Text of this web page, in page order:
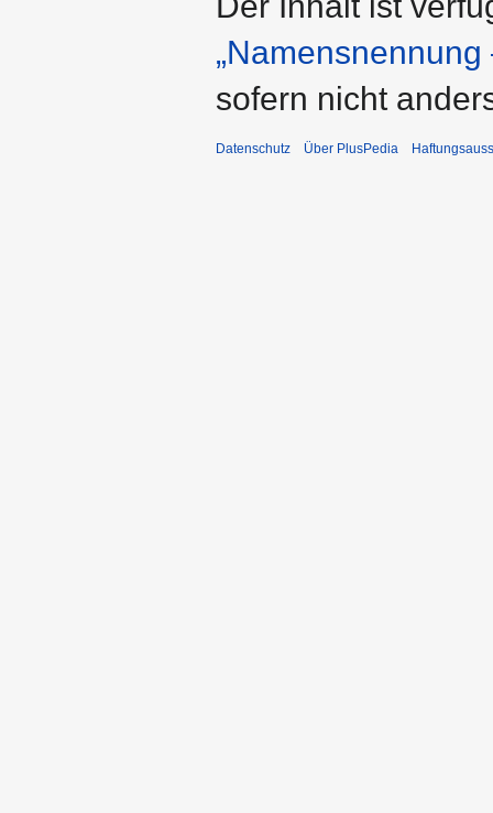
sofern nicht
Datenschutz Über PlusPedia